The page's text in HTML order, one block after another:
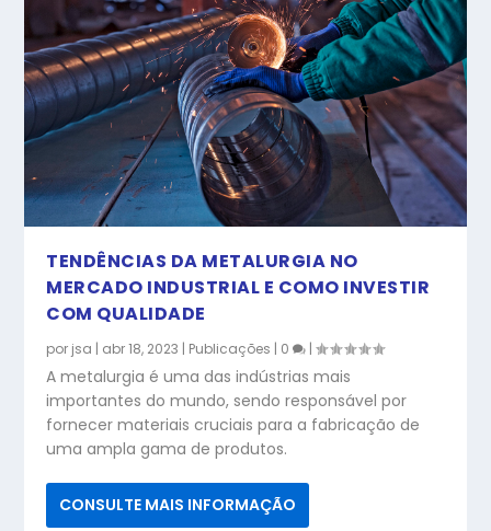
ENTENDA COMO OS PRODUTOS DA
METALÚRGICA JSA PODEM ...
TENDÊNCIAS DA METALURGIA NO
MERCADO INDUSTRIAL E COMO INVESTIR
COM QUALIDADE
por jsa | abr 18, 2023 | Publicações | 0 |
A metalurgia é uma das indústrias mais
importantes do mundo, sendo responsável por
fornecer materiais cruciais para a fabricação de
uma ampla gama de produtos.
CONSULTE MAIS INFORMAÇÃO